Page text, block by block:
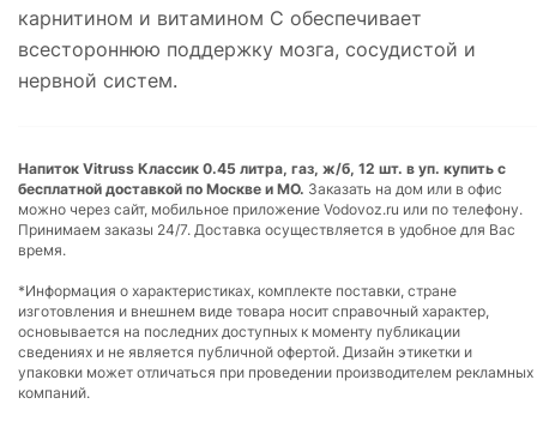
карнитином и витамином С обеспечивает
всестороннюю поддержку мозга, сосудистой и
нервной систем.
Напиток Vitruss Классик 0.45 литра, газ, ж/б, 12 шт. в уп. купить с
бесплатной доставкой по Москве и МО. Заказать на дом или в офис
можно через сайт, мобильное приложение Vodovoz.ru или по телефону.
Принимаем заказы 24/7. Доставка осуществляется в удобное для Вас
время.
*Информация о характеристиках, комплекте поставки, стране
изготовления и внешнем виде товара носит справочный характер,
основывается на последних доступных к моменту публикации
сведениях и не является публичной офертой. Дизайн этикетки и
упаковки может отличаться при проведении производителем рекламных
компаний.